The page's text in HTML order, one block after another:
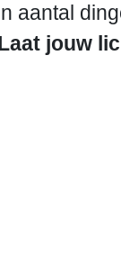
aantal
jouw